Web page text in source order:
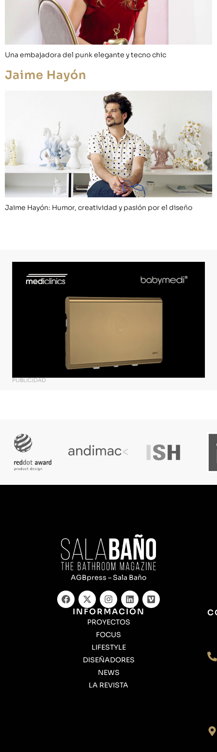
Una embajadora del punk elegante y tecno chic
Jaime Hayón
Jaime Hayón: Humor, creatividad y pasión por el diseño
PUBLICIDAD
AGBpress – Sala Baño
INFORMACIÓN
PROYECTOS
FOCUS
LIFESTYLE
DISEÑADORES
NEWS
LA REVISTA